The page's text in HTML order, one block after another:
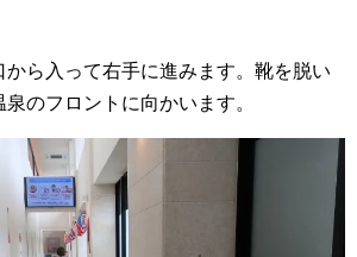
から入って右手に進みます。靴を脱い
のフロントに向かいます。